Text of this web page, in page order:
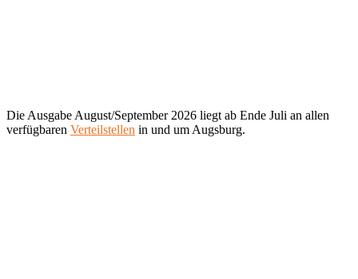
Die Ausgabe August/September 2026 liegt ab Ende Juli an allen
verfügbaren Verteilstellen in und um Augsburg.